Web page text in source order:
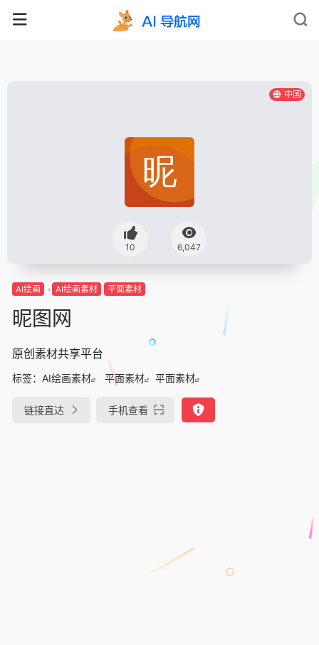
中国
10 6,047
AI绘画 AI绘画素材 平面素材
昵图网
原创素材共享平台
标签： AI绘画素材 平面素材 平面素材
链接直达 手机查看